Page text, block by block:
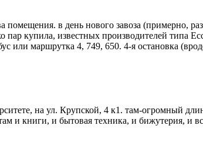
в день нового завоза (примерно,
купила, известных производителей типа
или маршрутка 4, 749, 650. 4-я остановка
на ул. Крупской, 4 к1. там-огромный
и книги, и бытовая техника, и бижутерия, и